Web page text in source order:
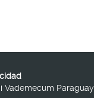
Vademecum Paraguay